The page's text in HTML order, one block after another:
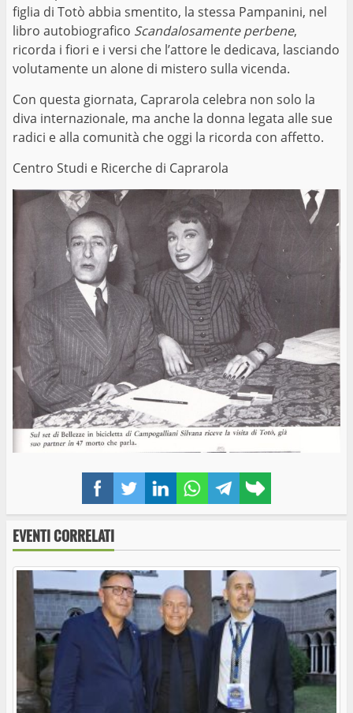
FacebookTwitterLinkedInWhatsAppTelegram
link
figlia di Totò abbia smentito, la stessa Pampanini, nel
libro autobiografico Scandalosamente perbene,
ricorda i fiori e i versi che l’attore le dedicava, lasciando
volutamente un alone di mistero sulla vicenda.
Con questa giornata, Caprarola celebra non solo la
diva internazionale, ma anche la donna legata alle sue
radici e alla comunità che oggi la ricorda con affetto.
Centro Studi e Ricerche di Caprarola
EVENTI CORRELATICaprarola annuncia la XXVIII edizione della
Nuovo appuntamento della Rassegna
“INCONTRI IN BIBLIOTECA – ARTE, CULTURA E
STORIA A CAPRAROLA”